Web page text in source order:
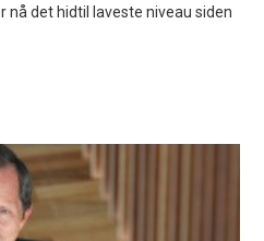
nå det hidtil laveste niveau siden